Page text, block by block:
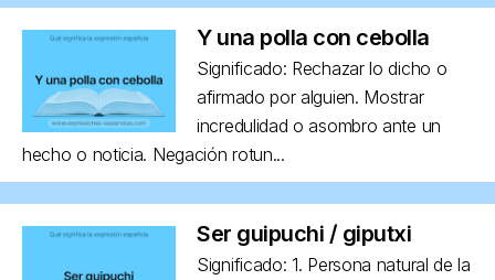
Y una polla con cebolla
Significado: Rechazar lo dicho o
afirmado por alguien. Mostrar
incredulidad o asombro ante un
hecho o noticia. Negación rotun...
Ser guipuchi / giputxi
Significado: 1. Persona natural de la